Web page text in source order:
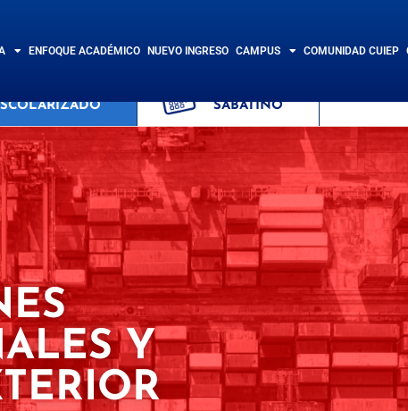
ENFOQUE ACADÉMICO NUEVO INGRESO CAMPUS COMUNIDAD CUIEP
SABATINO
Y